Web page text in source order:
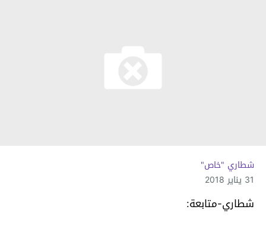
شطاري "خاص"
31 يناير 2018
شطاري-متابعة: